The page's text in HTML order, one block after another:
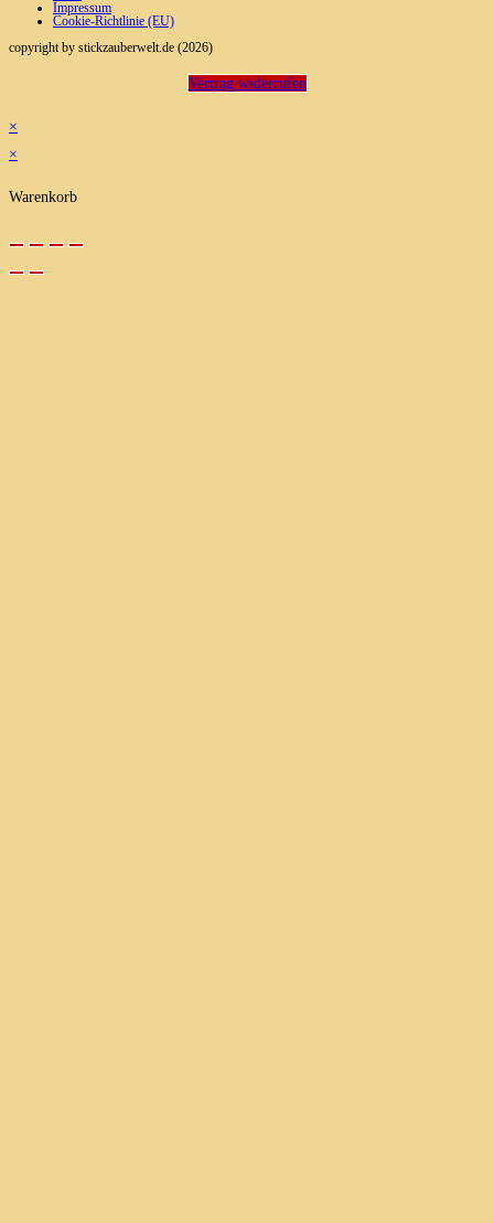
Impressum
Cookie-Richtlinie (EU)
copyright by stickzauberwelt.de (2026)
Vertrag widerrufen
×
×
Warenkorb